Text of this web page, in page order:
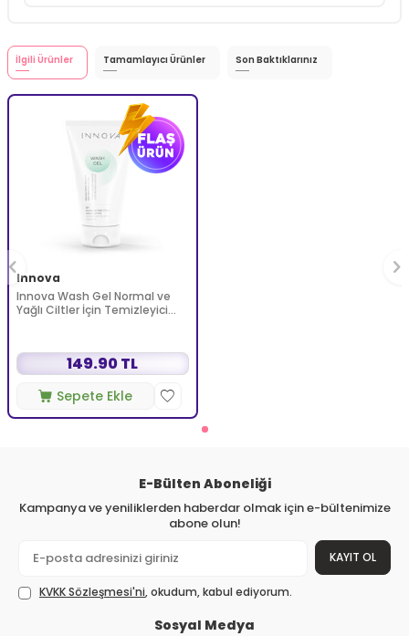
İlgili Ürünler Tamamlayıcı Ürünler Son Baktıklarınız
Innova
Innova Wash Gel Normal ve
Yağlı Ciltler İçin Temizleyici
149.90 TL
Sepete Ekle
E-Bülten Aboneliği
Kampanya ve yeniliklerden haberdar olmak için e-bültenimize
abone olun!
KAYIT OL
KVKK Sözleşmesi'ni, okudum, kabul ediyorum.
Sosyal Medya